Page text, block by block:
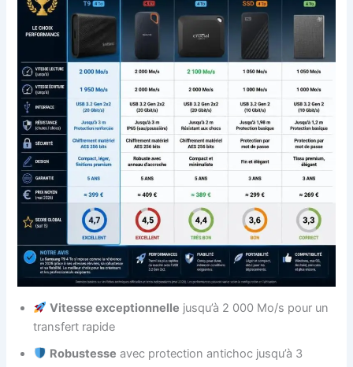
Vitesse exceptionnelle jusqu’à 2 000 Mo/s pour un
transfert rapide
Robustesse avec protection antichoc jusqu’à 3